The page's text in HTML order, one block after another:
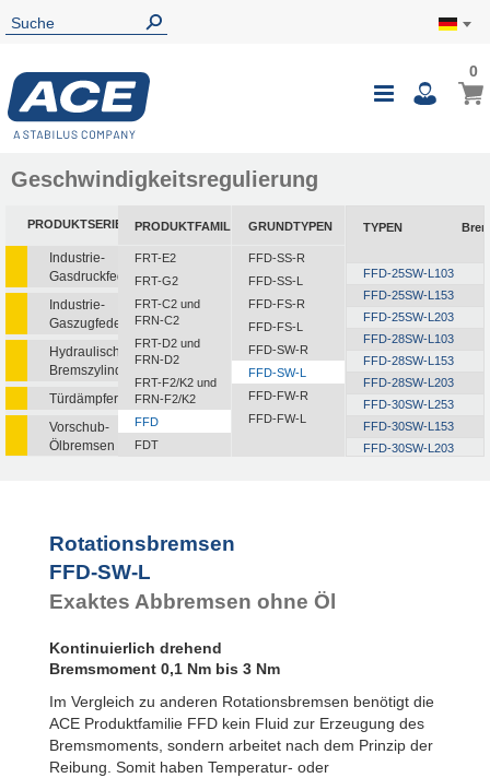
0
Geschwindigkeitsregulierung
PRODUKTSERIEN
Industrie-
Gasdruckfedern
Industrie-
Gaszugfedern
Hydraulische
Bremszylinder
Türdämpfer
Vorschub-
Ölbremsen
PRODUKTFAMILIEN
FRT-E2
FRT-G2
FRT-C2 und
FRN-C2
FRT-D2 und
FRN-D2
FRT-F2/K2 und
FRN-F2/K2
FFD
FDT
FYN-U1
FYT-H1 und
FYN-H1
GRUNDTYPEN
FFD-SS-R
FFD-SS-L
FFD-FS-R
FFD-FS-L
FFD-SW-R
FFD-SW-L
FFD-FW-R
FFD-FW-L
TYPEN
FFD-25SW-L103
FFD-25SW-L153
FFD-25SW-L203
FFD-28SW-L103
FFD-28SW-L153
FFD-28SW-L203
FFD-30SW-L253
FFD-30SW-L153
FFD-30SW-L203
Rotationsbremsen
FFD-SW-L
Exaktes Abbremsen ohne Öl
Kontinuierlich drehend
Bremsmoment 0,1 Nm bis 3 Nm
Im Vergleich zu anderen Rotationsbremsen benötigt die
ACE Produktfamilie FFD kein Fluid zur Erzeugung des
Bremsmoments, sondern arbeitet nach dem Prinzip der
Reibung. Somit haben Temperatur- oder